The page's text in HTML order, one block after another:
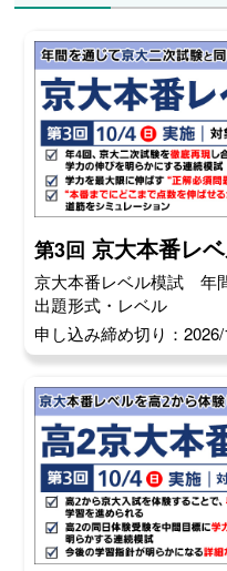
第3回 京大本番レ
京大本番レベル模試 年
出題形式・レベル
申し込み締め切り：2026/